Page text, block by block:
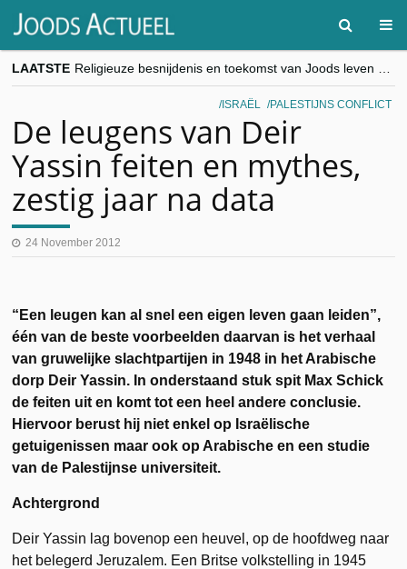
LAATSTE
“Besnijdenisdebat toont hoe moeilijk seculiere Westen minderheden begrijpt”, Jinnih Beels (Vooruit)
CITYTRIP | ROEMENIË – Boekarest: de verrassing van Oost-Europa
ISRAËL PALESTIJNS CONFLICT
De leugens van Deir
Yassin feiten en mythes,
zestig jaar na data
24 November 2012
“Een leugen kan al snel een eigen leven gaan leiden”,
één van de beste voorbeelden daarvan is het verhaal
van gruwelijke slachtpartijen in 1948 in het Arabische
dorp Deir Yassin. In onderstaand stuk spit Max Schick
de feiten uit en komt tot een heel andere conclusie.
Hiervoor berust hij niet enkel op Israëlische
getuigenissen maar ook op Arabische en een studie
van de Palestijnse universiteit.
Achtergrond
Deir Yassin lag bovenop een heuvel, op de hoofdweg naar
het belegerd Jeruzalem. Een Britse volkstelling in 1945